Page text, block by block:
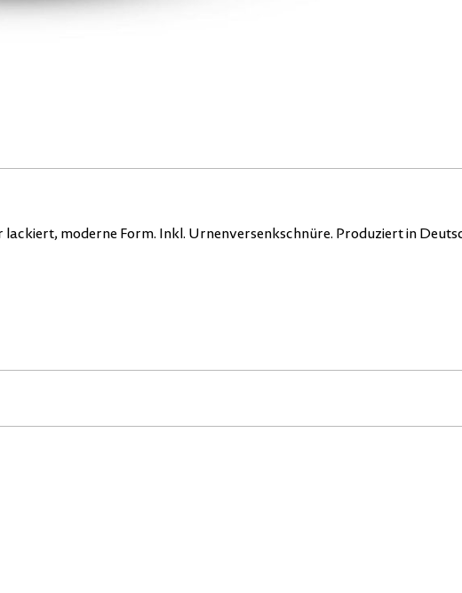
moderne Form. Inkl. Urnenversenkschnüre. Produziert in